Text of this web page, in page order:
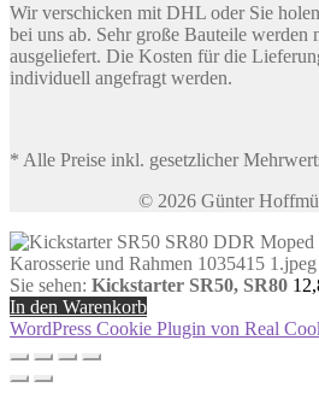
Wir verschicken mit DHL oder Sie
bei uns ab. Sehr große Bauteile werden
ausgeliefert. Die Kosten für die
individuell angefragt werden.
* Alle Preise inkl. gesetzlicher
© 2026 Günter
Sie sehen: Kickstarter SR50, SR80
In den Warenkorb
WordPress Cookie Plugin von Real